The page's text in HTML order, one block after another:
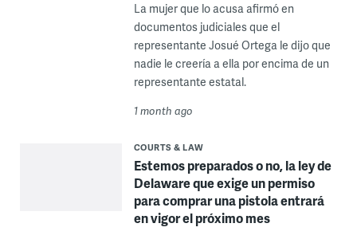
La mujer que lo acusa afirmó en
documentos judiciales que el
representante Josué Ortega le dijo que
nadie le creería a ella por encima de un
representante estatal.
1 month ago
COURTS & LAW
Estemos preparados o no, la ley de
Delaware que exige un permiso
para comprar una pistola entrará
en vigor el próximo mes